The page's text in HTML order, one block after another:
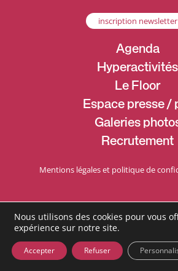
inscription newsletter
Agenda
Hyperactivités
Le Floor
Espace presse /
Galeries
Recrutement
Mentions légales et politique de
Nous utilisons des cookies pour vous
expérience sur notre site.
Accepter Refuser